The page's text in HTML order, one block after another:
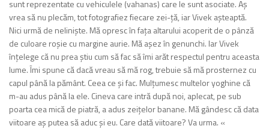
sunt reprezentate cu vehiculele (vahanas) care le sunt asociate. Aș
vrea să nu plecăm, tot fotografiez fiecare zei-ță, iar Vivek așteaptă.
Nici urmă de neliniște. Mă opresc în fața altarului acoperit de o pânză
de culoare roșie cu margine aurie. Mă așez în genunchi. Iar Vivek
înțelege că nu prea știu cum să fac să îmi arăt respectul pentru aceasta
lume. Îmi spune că dacă vreau să mă rog, trebuie să mă prosternez cu
capul până la pământ. Ceea ce și fac. Mulțumesc multelor yoghine că
m-au adus până la ele. Cineva care intră după noi, aplecat, pe sub
poarta cea mică de piatră, a adus zeițelor banane. Mă gândesc că data
viitoare aș putea să aduc și eu. Care dată viitoare? Va urma. «